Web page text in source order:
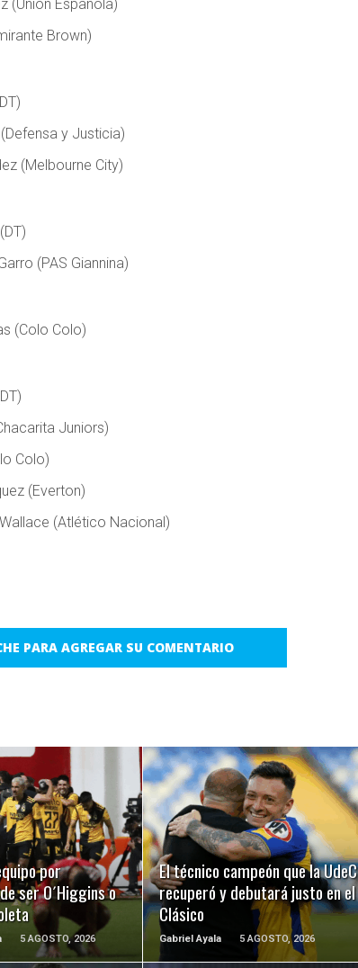
(Unión Española)
Brown)
y Justicia)
(Melbourne City)
(PAS Giannina)
(Colo Colo)
Juniors)
Colo)
(Everton)
(Atlético Nacional)
PARA AGREGAR SU COMENTARIO
por
ser O´Higgins o
5 AGOSTO, 2026
MÁS
El técnico campeón que la UdeC
recuperó y debutará justo en el
Clásico
Gabriel Ayala 5 AGOSTO, 2026
LEER MÁS